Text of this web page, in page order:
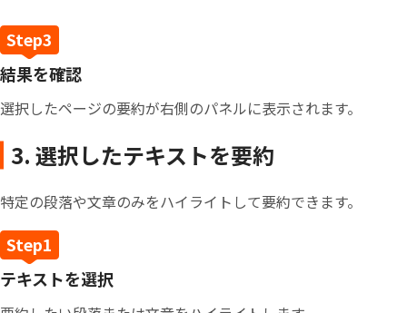
結果を確認
選択したページの要約が右側のパネルに表示されます。
3. 選択したテキストを要約
特定の段落や文章のみをハイライトして要約できます。
テキストを選択